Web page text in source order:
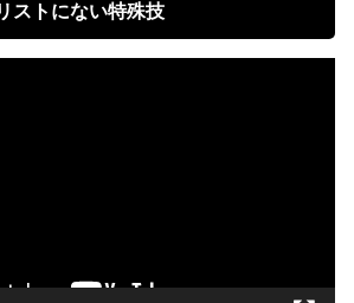
ストにない特殊技